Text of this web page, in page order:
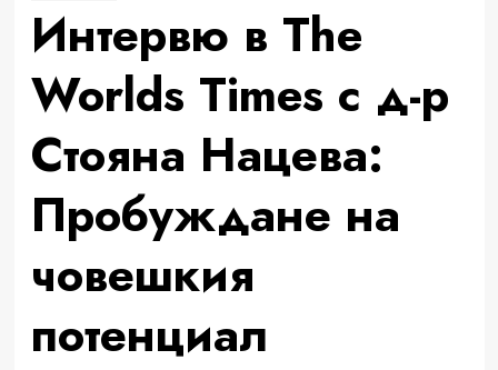
Интервю в The
Worlds Times с д-р
Стояна Нацева:
Пробуждане на
човешкия
потенциал